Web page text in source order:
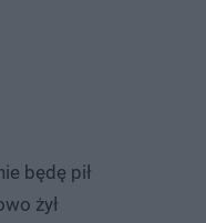
będę pił
żył